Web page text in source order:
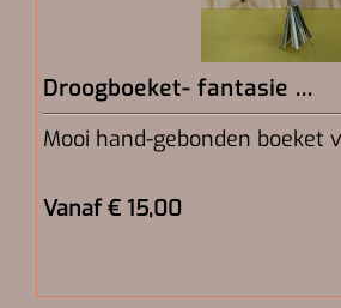
Droogboeket- fantasie ...
Mooi hand-gebonden boeket
Vanaf € 15,00